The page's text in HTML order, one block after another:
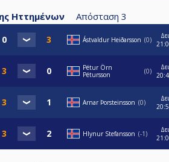
Ηττημένων Απόσταση 3
Ástvaldur Heiðarsson 0
Pétur Örn
Pétursson
0
Arnar Þorsteinsson 0
Hlynur Stefansson -1